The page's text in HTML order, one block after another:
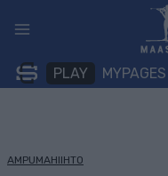
sisältöön
PLAY MYPAGES
AMPUMAHIIHTO